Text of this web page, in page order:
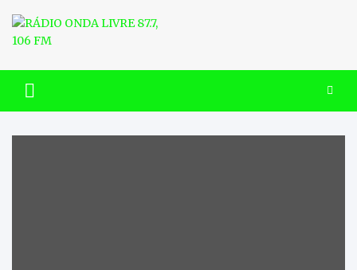
content
RÁDIO ONDA LIVRE 87.7, 106
FM